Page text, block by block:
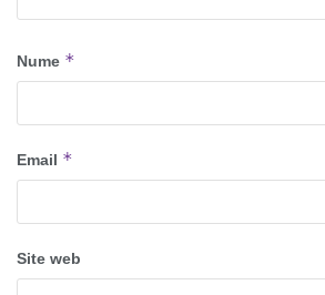
Nume *
Email *
Site web